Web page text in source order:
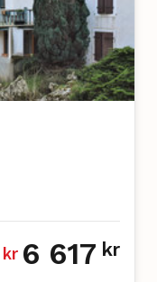
kr 6 617 kr